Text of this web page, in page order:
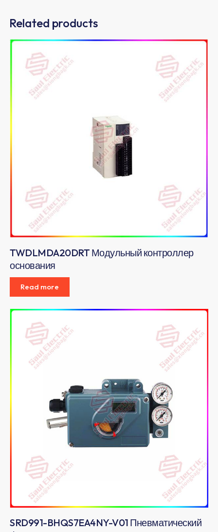
Related products
TWDLMDA20DRT Модульный контроллер
основания
Read more
SRD991-BHQS7EA4NY-V01 Пневматический